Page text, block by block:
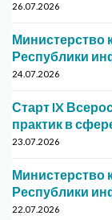
26.07.2026
Министерство
Республики
24.07.2026
Старт IX
практик в
23.07.2026
Министерство
Республики
22.07.2026